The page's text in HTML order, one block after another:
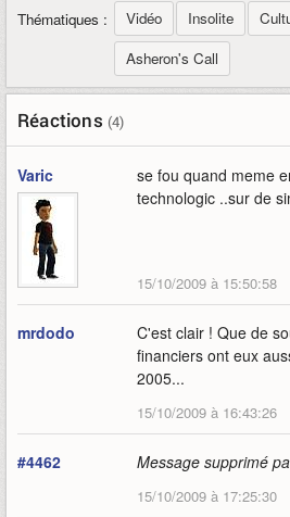
Thématiques : Vidéo Insolite
Asheron's Call
Réactions (4)
Varic
se fou quand meme
technologic ..sur de
15/10/2009 à 15:50:58
mrdodo
C'est clair ! Que de
financiers ont eux
2005...
15/10/2009 à 16:43:26
#4462 Message supprimé
15/10/2009 à 17:25:30